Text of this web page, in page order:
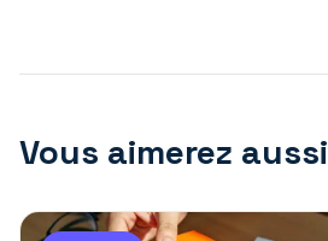
Vous aimerez aussi